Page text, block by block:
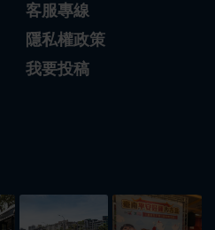
客服專線
隱私權政策
我要投稿